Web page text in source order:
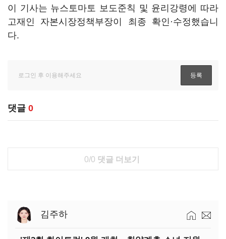
이 기사는 뉴스토마토 보도준칙 및 윤리강령에 따라
고재인 자본시장정책부장이 최종 확인·수정했습니
다.
댓글 0
0/0 댓글 더보기
김주하